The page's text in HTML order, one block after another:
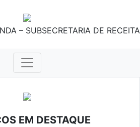
– SUBSECRETARIA DE RECEITA
EM DESTAQUE